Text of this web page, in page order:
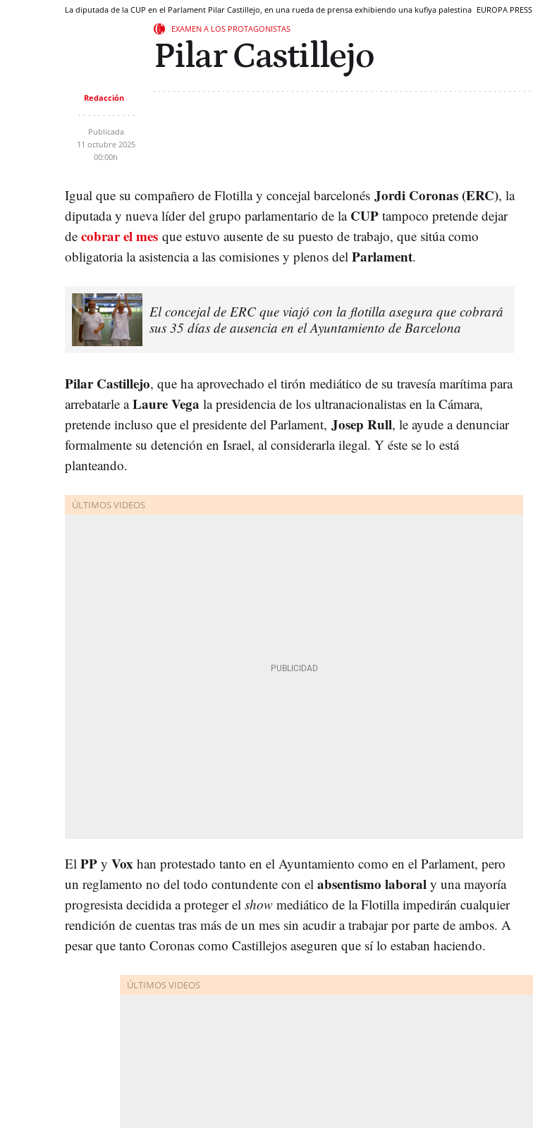
La diputada de la CUP en el Parlament Pilar Castillejo, en una rueda de prensa exhibiendo una kufiya palestina EUROPA PRESS
EXAMEN A LOS PROTAGONISTAS
Pilar Castillejo
Redacción
Publicada
11 octubre 2025
00:00h
Igual que su compañero de Flotilla y concejal barcelonés Jordi Coronas (ERC), la
diputada y nueva líder del grupo parlamentario de la CUP tampoco pretende dejar
de cobrar el mes que estuvo ausente de su puesto de trabajo, que sitúa como
obligatoria la asistencia a las comisiones y plenos del Parlament.
El concejal de ERC que viajó con la flotilla asegura que cobrará
sus 35 días de ausencia en el Ayuntamiento de Barcelona
Pilar Castillejo, que ha aprovechado el tirón mediático de su travesía marítima para
arrebatarle aLaure Vega la presidencia de los ultranacionalistas en la Cámara,
pretende incluso que el presidente del Parlament, Josep Rull, le ayude a denunciar
formalmente su detención en Israel, al considerarla ilegal. Y éste se lo está
planteando.
El PP y Vox han protestado tanto en el Ayuntamiento como en el Parlament, pero
un reglamento no del todo contundente con el absentismo laboral y una mayoría
progresista decidida a proteger el show mediático de la Flotilla impedirán cualquier
rendición de cuentas tras más de un mes sin acudir a trabajar por parte de ambos. A
pesar que tanto Coronas como Castillejos aseguren que sí lo estaban haciendo.